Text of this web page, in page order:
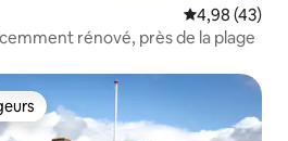
Évaluation
4,98 (43)
rénové, près de la plage
les plus appréciés